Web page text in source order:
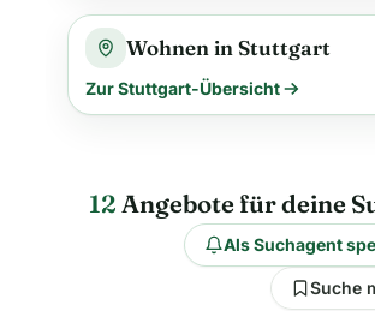
Wohnen in Stuttgart
Zur Stuttgart-Übersicht
12 Angebote für deine
Als Suchagent
Suche